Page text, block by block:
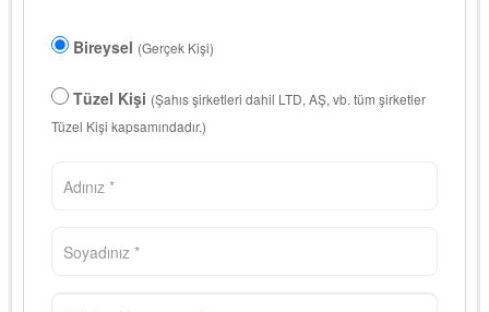
Bireysel (Gerçek Kişi)
Tüzel Kişi (Şahıs şirketleri dahil LTD, AŞ, vb. tüm şirketler
Tüzel Kişi kapsamındadır.)